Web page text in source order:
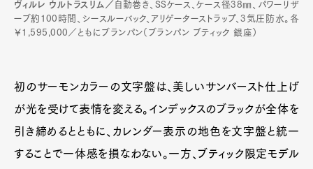
ヴィルレ ウルトラスリム／ 自動巻き、SSケース、ケース径38㎜、パワーリザ
ーブ約100時間、シースルーバック、アリゲーターストラップ、3気圧防水。各
￥1,595,000／ともにブランパン（ブランパン ブティック 銀座）
初のサーモンカラーの文字盤は、美しいサンバースト仕上げ
が光を受けて表情を変える。インデックスのブラックが全体を
引き締めるとともに、カレンダー表示の地色を文字盤と統一
することで一体感を損なわない。一方、ブティック限定モデル